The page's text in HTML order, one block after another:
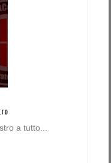
a tutto...